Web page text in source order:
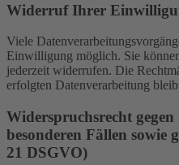
Widerruf Ihrer
Viele
Einwilligung möglich. Sie
jederzeit widerrufen. Die
erfolgten Datenverarbeitung
Widerspruchsrecht
besonderen Fällen sowie
21 DSGVO)